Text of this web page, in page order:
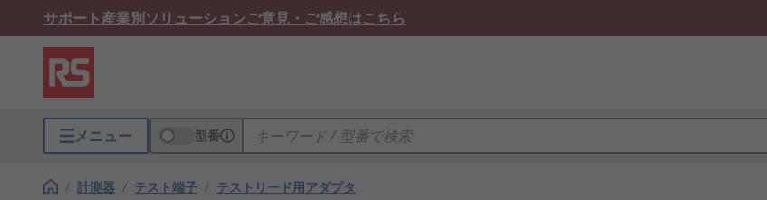
サポート産業別ソリューションご意見・ご感想はこちら
メニュー 型番
/ 計測器 / テスト端子 / テストリード用アダプタ